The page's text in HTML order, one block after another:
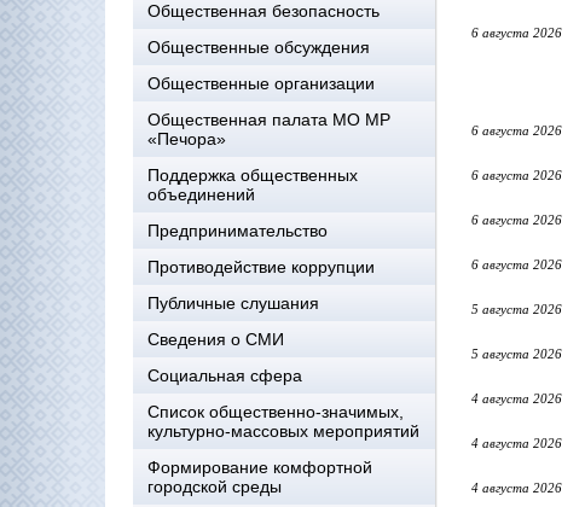
Общественная безопасность
Общественные обсуждения
Общественные организации
Общественная палата МО МР
«Печора»
Поддержка общественных
объединений
Предпринимательство
Противодействие коррупции
Публичные слушания
Сведения о СМИ
Социальная сфера
Список общественно-значимых,
культурно-массовых мероприятий
Формирование комфортной
городской среды
6 августа 2026
6 августа 2026
6 августа 2026
6 августа 2026
6 августа 2026
5 августа 2026
5 августа 2026
4 августа 2026
4 августа 2026
4 августа 2026